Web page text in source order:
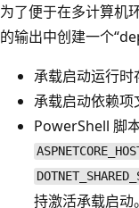
为了便于在多计算机
的输出中创建一个
承载启动运行时
承载启动依赖项
PowerShell 脚
持激活承载启